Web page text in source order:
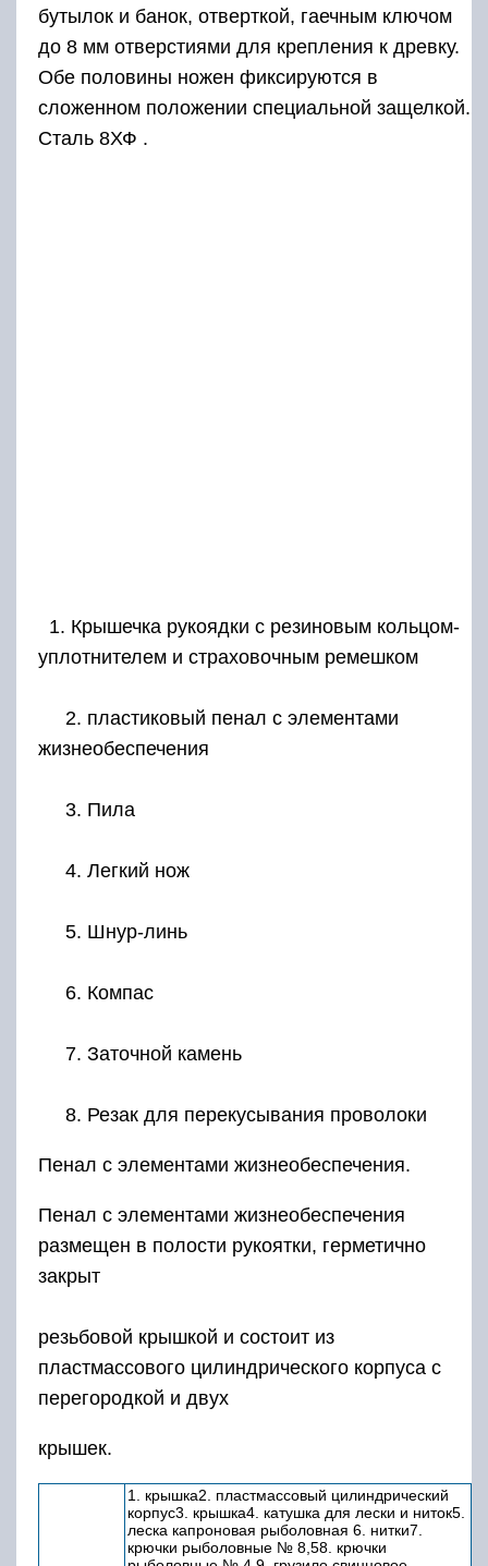
бутылок и банок, отверткой, гаечным ключом
до 8 мм отверстиями для крепления к древку.
Обе половины ножен фиксируются в
сложенном положении специальной защелкой.
Сталь 8ХФ .
1. Крышечка рукоядки с резиновым кольцом-
уплотнителем и страховочным ремешком
2. пластиковый пенал с элементами
жизнеобеспечения
3. Пила
4. Легкий нож
5. Шнур-линь
6. Компас
7. Заточной камень
8. Резак для перекусывания проволоки
Пенал с элементами жизнеобеспечения.
Пенал с элементами жизнеобеспечения
размещен в полости рукоятки, герметично
закрыт
резьбовой крышкой и состоит из
пластмассового цилиндрического корпуса с
перегородкой и двух
крышек.
1. крышка2. пластмассовый цилиндрический
корпус3. крышка4. катушка для лески и ниток5.
леска капроновая рыболовная 6. нитки7.
крючки рыболовные № 8,58. крючки